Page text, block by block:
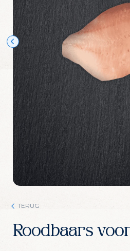
Wijn Fishwives
Wijn Fishwives Merlot
Wijn Fishwives Rose
Wijn Fishwives
Wijn Les Rochers
Wijn Tonno Chardonnay
Wijn Tonno Syrah
Zalmforeleitjes
Zeezout
TERUG
Roodbaars